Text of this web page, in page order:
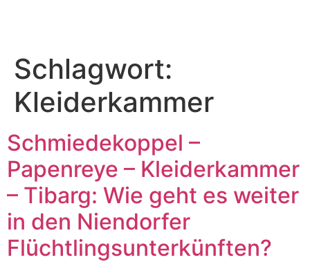
Schlagwort:
Kleiderkammer
Schmiedekoppel –
Papenreye – Kleiderkammer
– Tibarg: Wie geht es weiter
in den Niendorfer
Flüchtlingsunterkünften?